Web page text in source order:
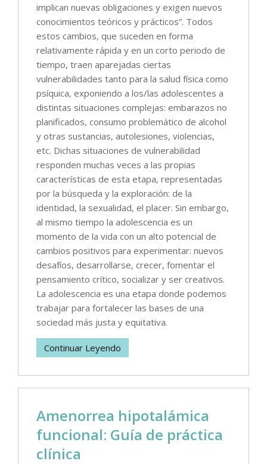
implican nuevas obligaciones y exigen nuevos
conocimientos teóricos y prácticos”. Todos
estos cambios, que suceden en forma
relativamente rápida y en un corto periodo de
tiempo, traen aparejadas ciertas
vulnerabilidades tanto para la salud física como
psíquica, exponiendo a los/las adolescentes a
distintas situaciones complejas: embarazos no
planificados, consumo problemático de alcohol
y otras sustancias, autolesiones, violencias,
etc. Dichas situaciones de vulnerabilidad
responden muchas veces a las propias
características de esta etapa, representadas
por la búsqueda y la exploración: de la
identidad, la sexualidad, el placer. Sin embargo,
al mismo tiempo la adolescencia es un
momento de la vida con un alto potencial de
cambios positivos para experimentar: nuevos
desafíos, desarrollarse, crecer, fomentar el
pensamiento crítico, socializar y ser creativos.
La adolescencia es una etapa donde podemos
trabajar para fortalecer las bases de una
sociedad más justa y equitativa.
Continuar Leyendo
Amenorrea hipotalámica
funcional: Guía de práctica
clínica